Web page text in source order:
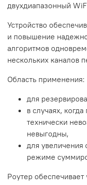
двухдиапазонный
Устройство
и повышение
алгоритмов
нескольких каналов
Область применения:
для
в случаях,
технически
невыгодны,
для увеличения
режиме
Роутер